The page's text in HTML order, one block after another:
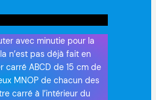
avec minutie pour la
n’est pas déjà fait en
carré ABCD de 15 cm de
MNOP de chacun des
carré à l’intérieur du